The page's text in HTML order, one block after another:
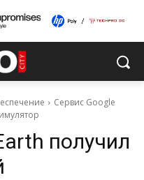
Сервис Google
получил